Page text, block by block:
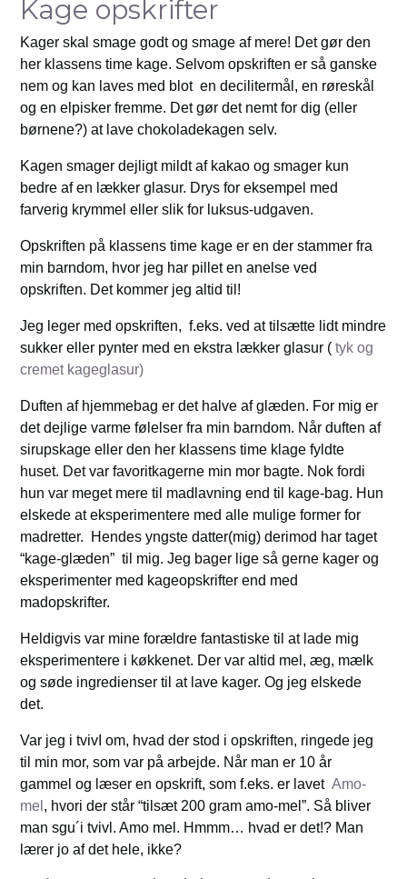
Kage opskrifter
Kager skal smage godt og smage af mere! Det gør den
her klassens time kage. Selvom opskriften er så ganske
nem og kan laves med blot en decilitermål, en røreskål
og en elpisker fremme. Det gør det nemt for dig (eller
børnene?) at lave chokoladekagen selv.
Kagen smager dejligt mildt af kakao og smager kun
bedre af en lækker glasur. Drys for eksempel med
farverig krymmel eller slik for luksus-udgaven.
Opskriften på klassens time kage er en der stammer fra
min barndom, hvor jeg har pillet en anelse ved
opskriften. Det kommer jeg altid til!
Jeg leger med opskriften, f.eks. ved at tilsætte lidt mindre
sukker eller pynter med en ekstra lækker glasur ( tyk og
cremet kageglasur)
Duften af hjemmebag er det halve af glæden. For mig er
det dejlige varme følelser fra min barndom. Når duften af
sirupskage eller den her klassens time klage fyldte
huset. Det var favoritkagerne min mor bagte. Nok fordi
hun var meget mere til madlavning end til kage-bag. Hun
elskede at eksperimentere med alle mulige former for
madretter. Hendes yngste datter(mig) derimod har taget
“kage-glæden” til mig. Jeg bager lige så gerne kager og
eksperimenter med kageopskrifter end med
madopskrifter.
Heldigvis var mine forældre fantastiske til at lade mig
eksperimentere i køkkenet. Der var altid mel, æg, mælk
og søde ingredienser til at lave kager. Og jeg elskede
det.
Var jeg i tvivI om, hvad der stod i opskriften, ringede jeg
til min mor, som var på arbejde. Når man er 10 år
gammel og læser en opskrift, som f.eks. er lavetAmo-
mel , hvori der står “tilsæt 200 gram amo-mel”. Så bliver
man sgu´i tvivl. Amo mel. Hmmm… hvad er det!? Man
lærer jo af det hele, ikke?